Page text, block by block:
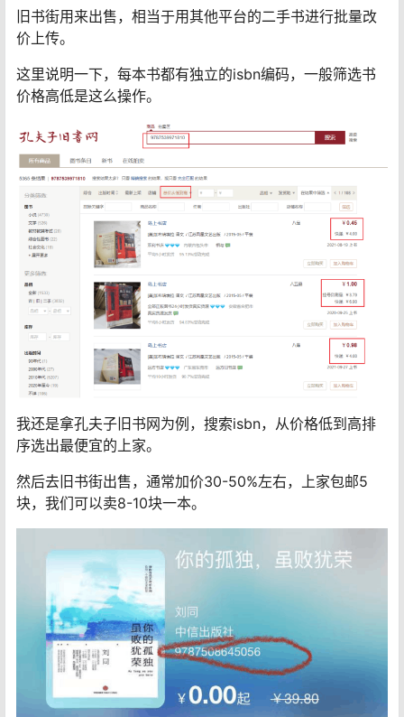
旧书街用来出售，相当于用其他平台的二手书进行批量改
价上传。
这里说明一下，每本书都有独立的isbn编码，一般筛选书
价格高低是这么操作。
我还是拿孔夫子旧书网为例，搜索isbn，从价格低到高排
序选出最便宜的上家。
然后去旧书街出售，通常加价30-50%左右，上家包邮5
块，我们可以卖8-10块一本。